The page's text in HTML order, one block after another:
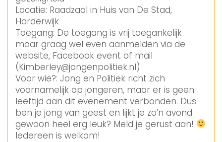
Locatie: Raadzaal in Huis van De Stad,
Harderwijk
Toegang: De toegang is vrij toegankelijk
maar graag wel even aanmelden via de
website, Facebook event of mail
(Kimberley@jongenpolitiek.nl)
Voor wie?: Jong en Politiek richt zich
voornamelijk op jongeren, maar er is geen
leeftijd aan dit evenement verbonden. Dus
ben je jong van geest en lijkt je zo’n avond
gewoon heel erg leuk? Meld je gerust aan!
Iedereen is welkom!